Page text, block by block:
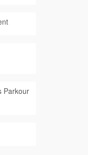
Parkour